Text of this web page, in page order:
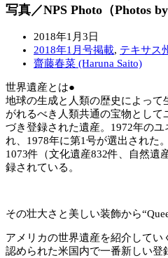
写真／NPS Photo（Photos by
2018年1月3日
2018年1月号掲載, テキサス
齋藤春菜 (Haruna Saito)
世界遺産とは●
地球の生成と人類の歴史によっ
がれるべき人類共通の宝物とし
づき登録された遺産。1972年の
れ、1978年に第1号が選出された
1073件（文化遺産832件、自然遺
録されている。
その壮大さと美しい装飾から
アメリカの世界遺産を紹介してい
認められた米国内で一番新しい登